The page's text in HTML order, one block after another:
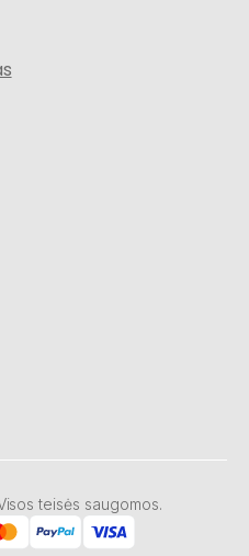
teisės saugomos.